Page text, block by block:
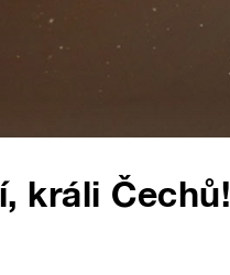
králi Čechů!